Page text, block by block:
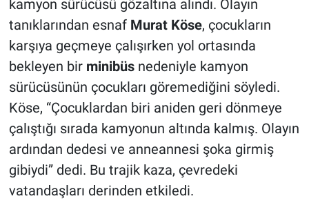
kamyon sürücüsü gözaltına alındı. Olayın
tanıklarından esnaf Murat Köse, çocukların
karşıya geçmeye çalışırken yol ortasında
bekleyen bir minibüsnedeniyle kamyon
sürücüsünün çocukları göremediğini söyledi.
Köse, “Çocuklardan biri aniden geri dönmeye
çalıştığı sırada kamyonun altında kalmış. Olayın
ardından dedesi ve anneannesi şoka girmiş
gibiydi” dedi. Bu trajik kaza, çevredeki
vatandaşları derinden etkiledi.